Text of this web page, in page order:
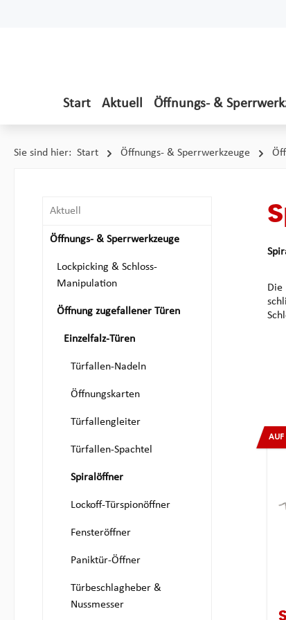
Start Aktuell Öffnungs- &
Sie sind hier: Start Öffnungs- & Sperrwerkzeuge
Aktuell
Öffnungs- & Sperrwerkzeuge
Lockpicking & Schloss-
Manipulation
Öffnung zugefallener Türen
Einzelfalz-Türen
Türfallen-Nadeln
Öffnungskarten
Türfallengleiter
Türfallen-Spachtel
Spiralöffner
Lockoff-Türspionöffner
Fensteröffner
Paniktür-Öffner
Türbeschlagheber &
Nussmesser
Die
AUF